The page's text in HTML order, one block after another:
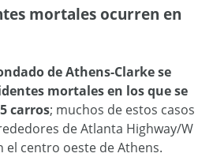
mortales ocurren en
de Athens-Clarke se
mortales en los que se
carros; muchos de estos casos
de Atlanta Highway/W
el centro oeste de Athens.